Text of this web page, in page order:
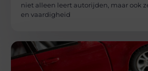
niet alleen leert autorijden, maar ook
en vaardigheid